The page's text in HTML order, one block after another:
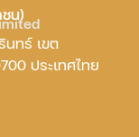
น)
ทร์ เขต
ประเทศไทย